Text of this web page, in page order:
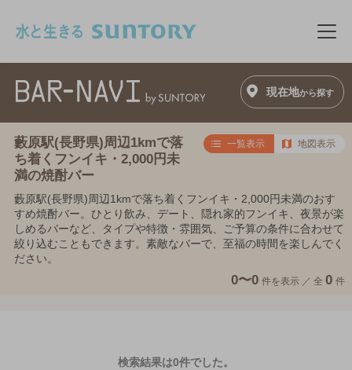
メ
現在地から探す
藪原駅(長野県)周辺1kmで落
ち着くフンイキ・2,000円未
満の焼酎バー
一覧表示 地図表示
藪原駅(長野県)周辺1kmで落ち着くフンイキ・2,000円未満のおす
すめ焼酎バー。ひとり飲み、デート、隠れ家的フンイキ、夜景が楽
しめるバーなど、タイプや特徴・雰囲気、ご予算の条件に合わせて
絞り込むこともできます。素敵なバーで、至福の時間を楽しんでく
ださい。
0〜0 件を表示 ／ 全 0 件
検索結果は0件でした。